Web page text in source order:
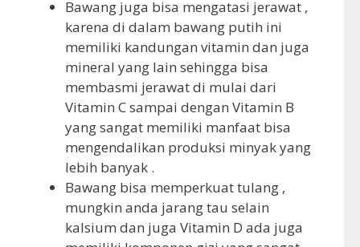
Bawang juga bisa mengatasi jerawat ,
karena di dalam bawang putih ini
memiliki kandungan vitamin dan juga
mineral yang lain sehingga bisa
membasmi jerawat di mulai dari
Vitamin C sampai dengan Vitamin B
yang sangat memiliki manfaat bisa
mengendalikan produksi minyak yang
lebih banyak .
Bawang bisa memperkuat tulang ,
mungkin anda jarang tau selain
kalsium dan juga Vitamin D ada juga